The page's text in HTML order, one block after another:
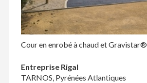
Cour en enrobé à chaud et Gravistar®
Entreprise Rigal
TARNOS, Pyrénées Atlantiques